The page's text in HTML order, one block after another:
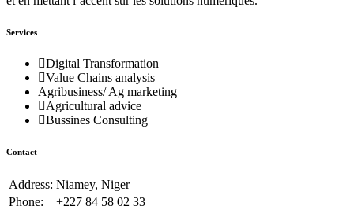
Services
Digital Transformation
Value Chains analysis
Agribusiness/ Ag marketing
Agricultural advice
Bussines Consulting
Contact
Address: Niamey, Niger
Phone:
+227 84 58 02 33